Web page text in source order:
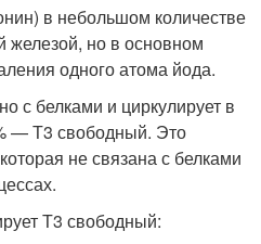
в небольшом количестве
железой, но в основном
одного атома йода.
с белками и циркулирует в
— Т3 свободный. Это
не связана с белками
Т3 свободный: